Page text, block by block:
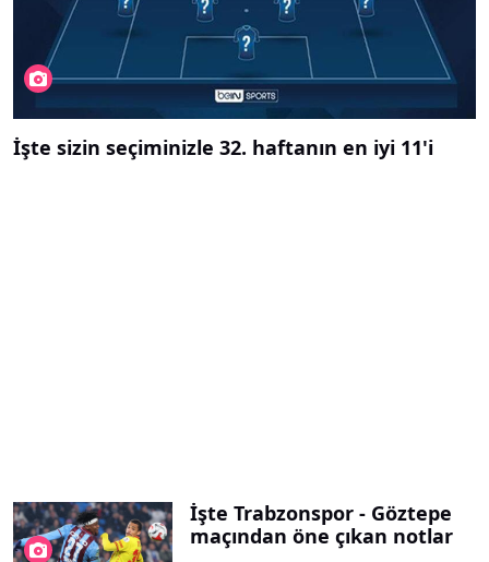
İşte sizin seçiminizle 32. haftanın en iyi 11'i
İşte Trabzonspor - Göztepe
maçından öne çıkan notlar